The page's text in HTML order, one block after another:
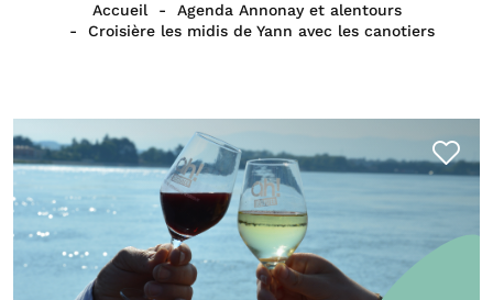
Accueil
Agenda Annonay et alentours
Croisière les midis de Yann avec les canotiers